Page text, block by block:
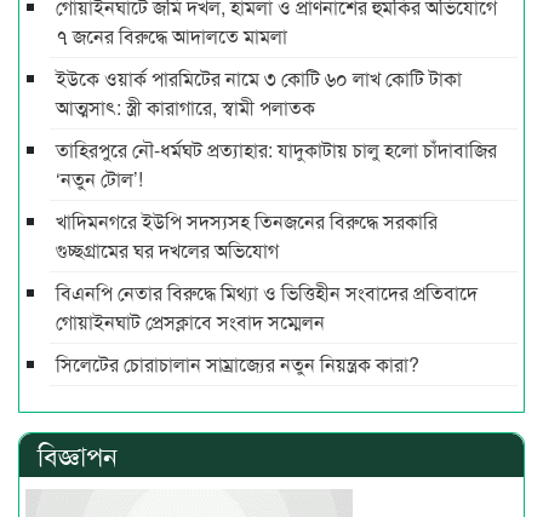
গোয়াইনঘাটে জমি দখল, হামলা ও প্রাণনাশের হুমকির অভিযোগে
৭ জনের বিরুদ্ধে আদালতে মামলা
ইউকে ওয়ার্ক পারমিটের নামে ৩ কোটি ৬০ লাখ কোটি টাকা
আত্মসাৎ: স্ত্রী কারাগারে, স্বামী পলাতক
তাহিরপুরে নৌ-ধর্মঘট প্রত্যাহার: যাদুকাটায় চালু হলো চাঁদাবাজির
‘নতুন টোল’!
খাদিমনগরে ইউপি সদস্যসহ তিনজনের বিরুদ্ধে সরকারি
গুচ্ছগ্রামের ঘর দখলের অভিযোগ
বিএনপি নেতার বিরুদ্ধে মিথ্যা ও ভিত্তিহীন সংবাদের প্রতিবাদে
গোয়াইনঘাট প্রেসক্লাবে সংবাদ সম্মেলন
সিলেটের চোরাচালান সাম্রাজ্যের নতুন নিয়ন্ত্রক কারা?
বিজ্ঞাপন